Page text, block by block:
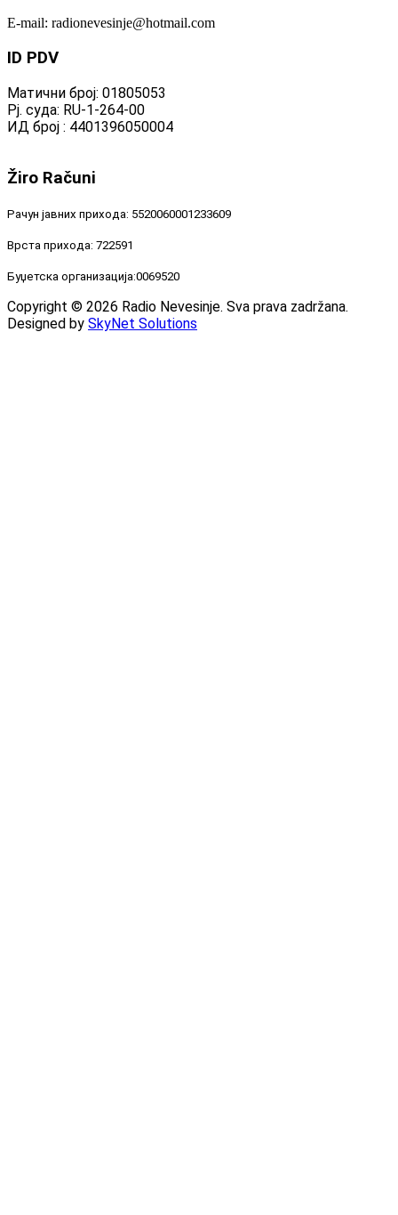
E-mail: radionevesinje@hotmail.com
ID PDV
Матични број: 01805053
Рј. суда: RU-1-264-00
ИД број : 4401396050004
Žiro Računi
Рачун јавних прихода: 5520060001233609
Врста прихода: 722591
Буџетска организација:0069520
Copyright © 2026 Radio Nevesinje. Sva prava zadržana.
Designed by SkyNet Solutions